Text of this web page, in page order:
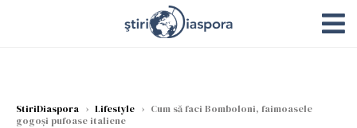
StiriDiaspora › Lifestyle › Cum să faci Bomboloni, faimoasele
gogoși pufoase italiene